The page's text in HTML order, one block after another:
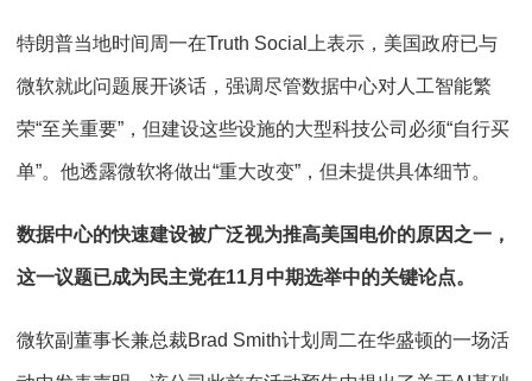
特朗普当地时间周一在Truth Social上表示，美国政府已与
微软就此问题展开谈话，强调尽管数据中心对人工智能繁
荣“至关重要”，但建设这些设施的大型科技公司必须“自行买
单”。他透露微软将做出“重大改变”，但未提供具体细节。
数据中心的快速建设被广泛视为推高美国电价的原因之一，
这一议题已成为民主党在11月中期选举中的关键论点。
微软副董事长兼总裁Brad Smith计划周二在华盛顿的一场活